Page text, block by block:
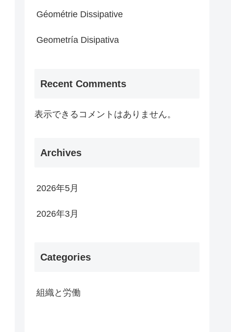
Géométrie Dissipative
Geometría Disipativa
Recent Comments
表示できるコメントはありません。
Archives
2026年5月
2026年3月
Categories
組織と労働